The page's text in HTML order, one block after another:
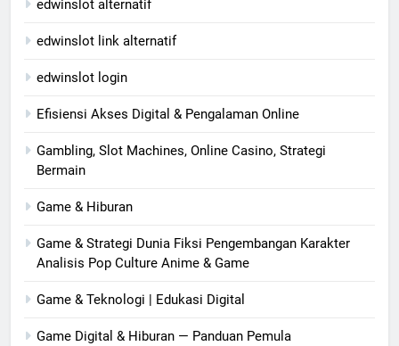
edwinslot alternatif
edwinslot link alternatif
edwinslot login
Efisiensi Akses Digital & Pengalaman Online
Gambling, Slot Machines, Online Casino, Strategi
Bermain
Game & Hiburan
Game & Strategi Dunia Fiksi Pengembangan Karakter
Analisis Pop Culture Anime & Game
Game & Teknologi | Edukasi Digital
Game Digital & Hiburan — Panduan Pemula